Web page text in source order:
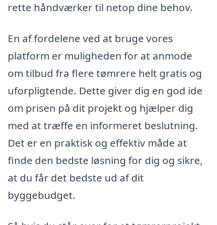
rette håndværker til netop dine behov.
En af fordelene ved at bruge vores
platform er muligheden for at anmode
om tilbud fra flere tømrere helt gratis og
uforpligtende. Dette giver dig en god ide
om prisen på dit projekt og hjælper dig
med at træffe en informeret beslutning.
Det er en praktisk og effektiv måde at
finde den bedste løsning for dig og sikre,
at du får det bedste ud af dit
byggebudget.